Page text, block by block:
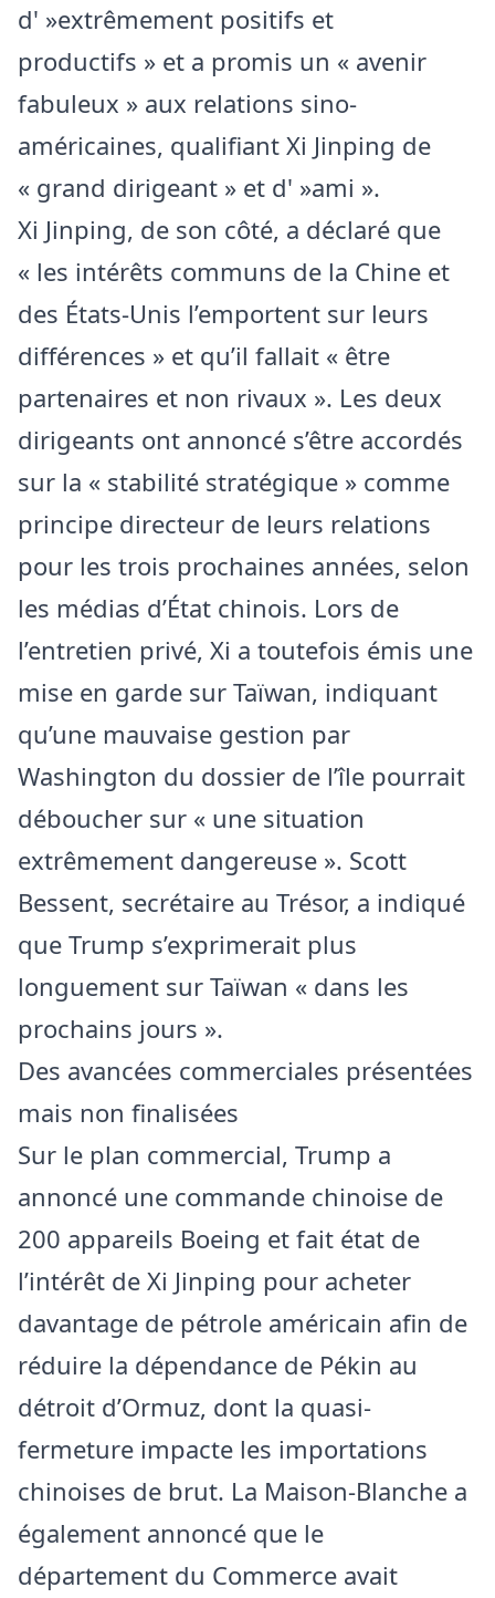
d' »extrêmement positifs et
productifs » et a promis un « avenir
fabuleux » aux relations sino-
américaines, qualifiant Xi Jinping de
« grand dirigeant » et d' »ami ».
Xi Jinping, de son côté, a déclaré que
« les intérêts communs de la Chine et
des États-Unis l’emportent sur leurs
différences » et qu’il fallait « être
partenaires et non rivaux ». Les deux
dirigeants ont annoncé s’être accordés
sur la « stabilité stratégique » comme
principe directeur de leurs relations
pour les trois prochaines années, selon
les médias d’État chinois. Lors de
l’entretien privé, Xi a toutefois émis une
mise en garde sur Taïwan, indiquant
qu’une mauvaise gestion par
Washington du dossier de l’île pourrait
déboucher sur « une situation
extrêmement dangereuse ». Scott
Bessent, secrétaire au Trésor, a indiqué
que Trump s’exprimerait plus
longuement sur Taïwan « dans les
prochains jours ».
Des avancées commerciales présentées
mais non finalisées
Sur le plan commercial, Trump a
annoncé une commande chinoise de
200 appareils Boeing et fait état de
l’intérêt de Xi Jinping pour acheter
davantage de pétrole américain afin de
réduire la dépendance de Pékin au
détroit d’Ormuz, dont la quasi-
fermeture impacte les importations
chinoises de brut. La Maison-Blanche a
également annoncé que le
département du Commerce avait